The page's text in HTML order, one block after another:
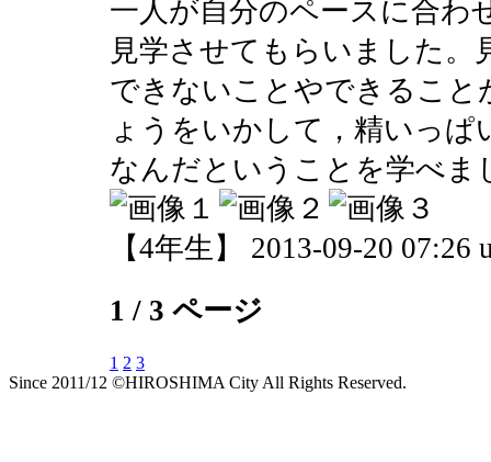
一人が自分のペースに合わ
見学させてもらいました
できないことやできること
ょうをいかして，精いっ
なんだということを学べま
【4年生】 2013-09-20 07:26
1 / 3 ページ
1 2 3
Since 2011/12 ©HIROSHIMA City All Rights Reserved.